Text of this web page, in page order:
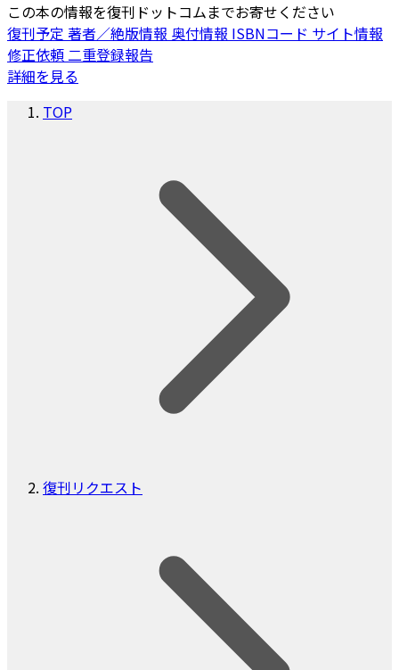
この本の情報を復刊ドットコムまでお寄せください
復刊予定 著者／絶版情報 奥付情報 ISBNコード サイト情報
修正依頼二重登録報告
詳細を見る
TOP
復刊リクエスト